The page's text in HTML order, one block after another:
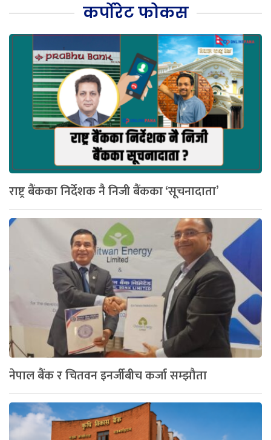
कर्पोरेट फोकस
राष्ट्र बैंकका निर्देशक नै निजी बैंकका ‘सूचनादाता’
नेपाल बैंक र चितवन इनर्जीबीच कर्जा सम्झौता